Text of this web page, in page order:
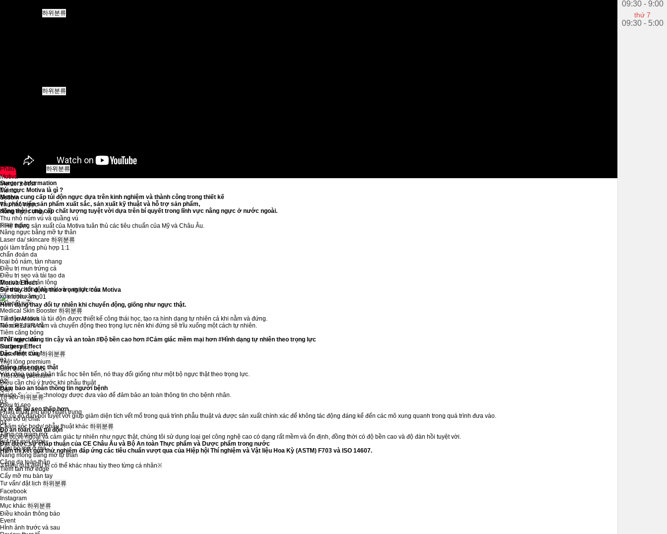
하위분류
하위분류
Nose thread
Phẫu thuật ngực
하위분류
Motiva
Mentor boost
Mentor
Sebbin
Thu nhỏ ngực
Nâng ngực chảy xệ
Thu nhỏ núm vú và quầng vú
Filler ngực
Nâng ngực bằng mỡ tự thân
Laser da/ skincare 하위분류
gói làm trắng phù hợp 1:1
chẩn đoán da
loại bỏ nám, tàn nhang
Điều trị mun trứng cá
Điều trị sẹo và tái tạo da
Thu nhỏ lỗ chân lông
Điều trị chứng đỏ mặt và u mạch máu
xóa hình xăm
xóa nốt ruổi
Medical Skin Booster 하위분류
Tiêm juve look
Tiêm REJURAN
Tiêm căng bóng
INVT injection
Radiesse
Laser triệt lông 하위분류
Triệt lông premium
Giới thiệu thiết bị
Triệt lông premium
Điều cần chú ý trước khi phẫu thuật
Q&A
Trị sẹo 하위분류
Đièu trị sẹo
Phẫu thuật thu nhỏ nhân trung
Loại bỏ dị chất
Chăm sóc body/ phẫu thuật khác 하위분류
Tăng cơ giảm mỡ
hút mỡ eva edge
Loại bỏ mỡ ở má
Nâng mông bằng mỡ tự thân
Căng da toàn thân
Tiêm tan mỡ edge
Cấy mỡ mu bàn tay
Tư vấn/ đặt lịch 하위분류
Facebook
Instagram
Mục khác 하위분류
Điều khoản thông báo
Event
HÌnh ảnh trước và sau
Surgery Information
Túi ngực Motiva là gì ?
Motiva cung cấp túi độn ngực dựa trên kinh nghiệm và thành công trong thiết kế
và phát triển sản phẩm xuất sắc, sản xuất kỹ thuật và hỗ trợ sản phẩm,
đồng thời cung cấp chất lượng tuyệt vời dựa trên bí quyết trong lĩnh vực nâng ngực ở nước ngoài.
※Hệ thống sản xuất của Motiva tuân thủ các tiêu chuẩn của Mỹ và Châu Âu.
Motiva Effect
Sự thay đổi động theo trọng lực của Motiva
Hình dạng thay đổi tự nhiên khi chuyển động, giống như ngực thật.
Túi độn Motiva là túi độn được thiết kế công thái học, tạo ra hình dạng tự nhiên cả khi nằm và đứng.
Nó xòe ra khi nằm và chuyển động theo trọng lực nên khi đứng sẽ trĩu xuống một cách tự nhiên.
#Túi ngực đáng tin cậy và an toàn #Độ bền cao hơn #Cảm giác mềm mại hơn #Hình dạng tự nhiên theo trọng lực
Surgery Effect
Đặc điểm của Motiva
01
Giống như ngực thật
Với công nghệ nhân trắc học tiên tiến, nó thay đổi giống như một bộ ngực thật theo trọng lực.
02
Đảm bảo an toàn thông tin người bệnh
inside Safety Technology được đưa vào để đảm bảo an toàn thông tin cho bệnh nhân.
03
Tỷ lệ để lại sẹo thấp hơn
Nó có độ đàn hồi tuyệt vời giúp giảm diện tích vết mổ trong quá trình phẫu thuật và được sản xuất chính xác để không tác động đáng kể đến các mô xung quanh trong quá trình đưa vào.
04
Độ an toàn của túi độn
Để có vẻ ngoài và cảm giác tự nhiên như ngực thật, chúng tôi sử dụng loại gel công nghệ cao có dạng rất mềm và ổn định, đồng thời có độ bền cao và độ đàn hồi tuyệt vời.
Đạt được sự chấp thuận của CE Châu Âu và Bộ An toàn Thực phẩm và Dược phẩm trong nước
Hiển thị kết quả thử nghiệm đáp ứng các tiêu chuẩn vượt qua của Hiệp hội Thí nghiệm và Vật liệu Hoa Kỳ (ASTM) F703 và ISO 14607.
※Hiệu quả điều trị có thể khác nhau tùy theo từng cá nhân※
09:30 - 9:00
thứ 7
09:30 - 5:00